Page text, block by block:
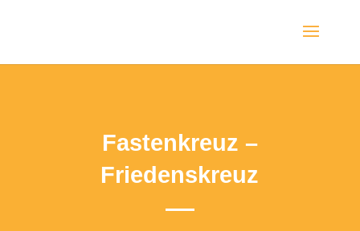
Fastenkreuz –
Friedenskreuz